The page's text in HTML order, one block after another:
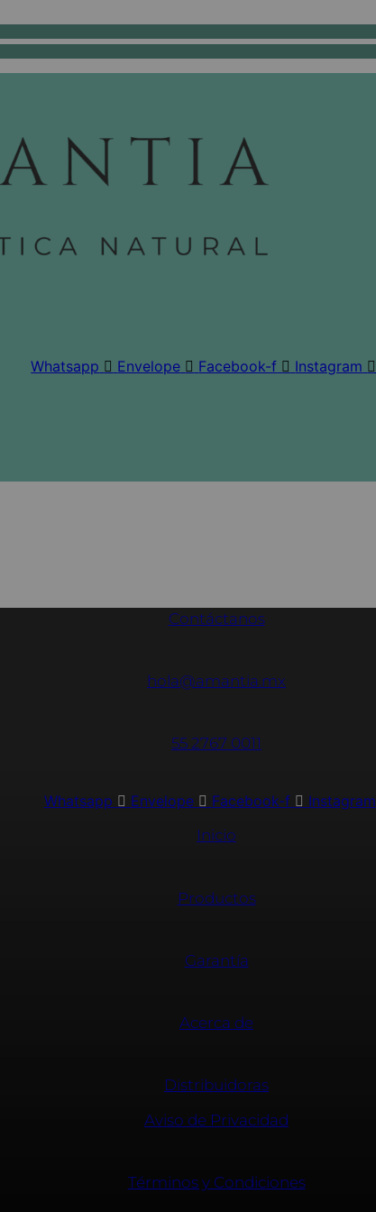
Whatsapp Envelope Facebook-f
Instagram
Contáctanos
hola@amantia.mx
55 2767 0011
Whatsapp Envelope Facebook-f
Instagram
Inicio
Productos
Garantía
Acerca de
Distribuidoras
Aviso de Privacidad
Términos y Condiciones